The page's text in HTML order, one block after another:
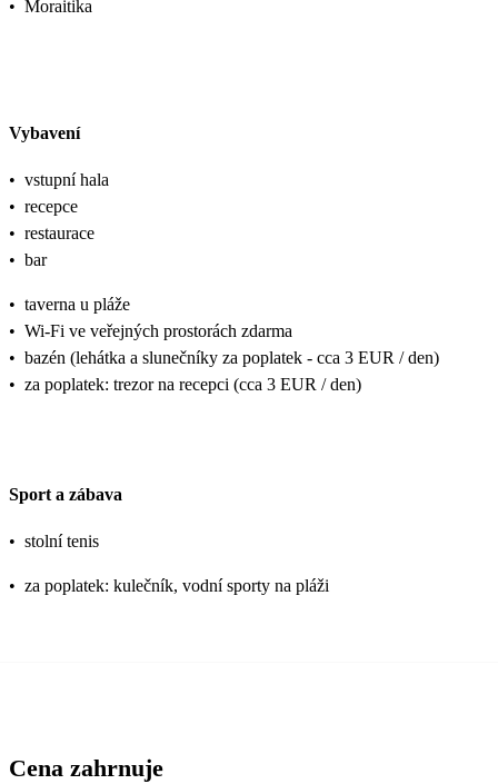
• Moraitika
Vybavení
• vstupní hala
• recepce
• restaurace
• bar
• taverna u pláže
• Wi-Fi ve veřejných prostorách zdarma
• bazén (lehátka a slunečníky za poplatek - cca 3 EUR / den)
• za poplatek: trezor na recepci (cca 3 EUR / den)
Sport a zábava
• stolní tenis
• za poplatek: kulečník, vodní sporty na pláži
Cena zahrnuje